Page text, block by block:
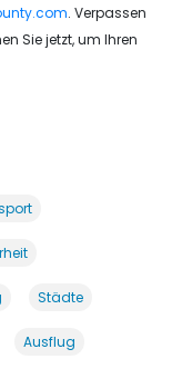
. Verpassen
Sie jetzt, um Ihren
Städte
Ausflug